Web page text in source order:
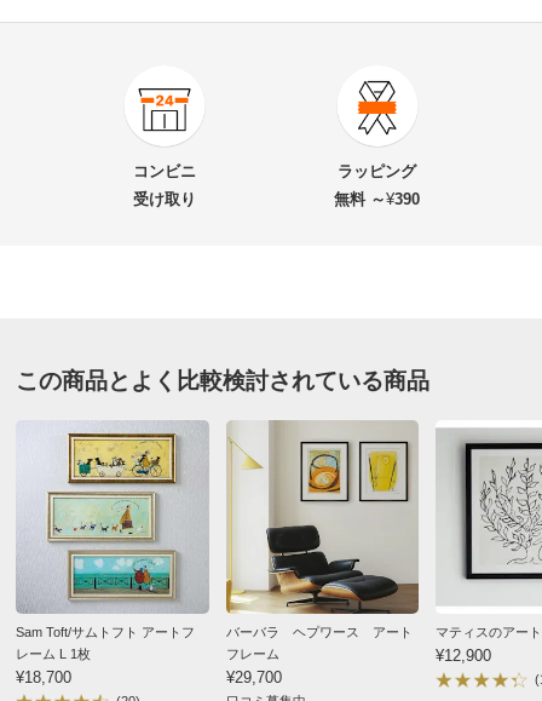
900-KR04-97
お支払い方法 送料について
■絵柄：（ア）リースの中の鳥 （イ）太陽 （ウ）希望の鳥
■サイズ：約幅27.5奥行3.2高さ27.5cm・重さ約700g、フ
レーム幅約2cm
■材質：フレーム…天然木突板、前面…ガラス
■壁掛け用金具付き、スタンド付
■中国製（ポスターは日本製）
ディノスのサイズ
コンビニ
受け取り
ラッピング
無料 ～¥390
この商品とよく比較検討されている商品
Sam Toft/サムトフト アートフ
レーム L 1枚
¥18,700
バーバラ ヘプワース アート
フレーム
¥29,700
マティスのアー
¥12,900